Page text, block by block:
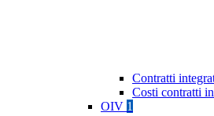
Contratti
Costi contratti
OIV 1